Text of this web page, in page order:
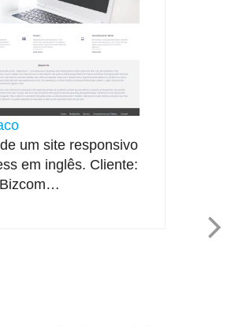
um site responsivo
em inglês. Cliente: